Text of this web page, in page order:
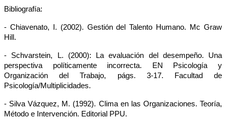
Bibliografía:
- Chiavenato, I. (2002). Gestión del Talento Humano. Mc Graw
Hill.
- Schvarstein, L. (2000): La evaluación del desempeño. Una
perspectiva políticamente incorrecta. EN Psicología y
Organización del Trabajo, págs. 3-17. Facultad de
Psicología/Multiplicidades.
- Silva Vázquez, M. (1992). Clima en las Organizaciones. Teoría,
Método e Intervención. Editorial PPU.